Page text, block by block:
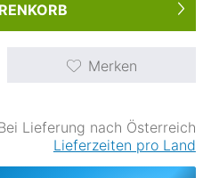
Merken
Lieferung nach Österreich
Lieferzeiten pro Land